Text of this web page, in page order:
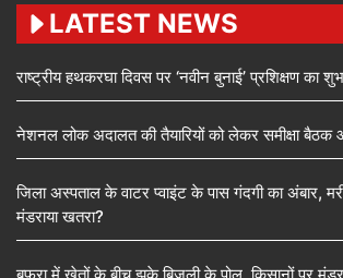
LATEST NEWS
राष्ट्रीय हथकरघा दिवस पर ‘नवीन बुनाई’ प्रशिक्षण का
नेशनल लोक अदालत की तैयारियों को लेकर समीक्षा बैठक
जिला अस्पताल के वाटर प्वाइंट के पास गंदगी का अंबार,
मंडराया खतरा?
बफरा में खेतों के बीच झुके बिजली के पोल, किसानों पर